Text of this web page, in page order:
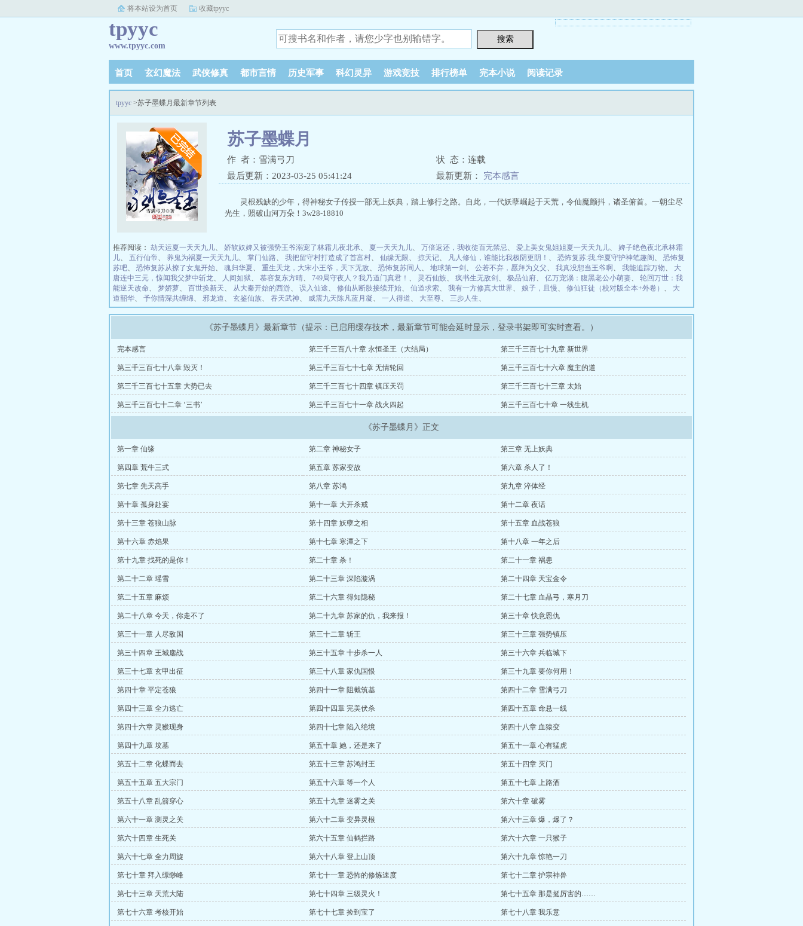
将本站设为首页 收藏tpyyc
tpyyc
www.tpyyc.com
首页 玄幻魔法 武侠修真 都市言情 历史军事 科幻灵异 游戏竞技 排行榜单 完本小说 阅读记录
tpyyc >苏子墨蝶月最新章节列表
苏子墨蝶月
作 者：雪满弓刀
状 态：连载
最后更新：2023-03-25 05:41:24
最新更新： 完本感言
灵根残缺的少年，得神秘女子传授一部无上妖典，踏上修行之路。自此，一代妖孽崛起于天荒，令仙魔颤抖，诸圣俯首。一朝尘尽
光生，照破山河万朵！3w28-18810
推荐阅读： 劫天运夏一天天九儿、 娇软奴婢又被强势王爷溺宠了林霜儿夜北承、 夏一天天九儿、 万倍返还，我收徒百无禁忌、 爱上美女鬼姐姐夏一天天九儿、 婢子绝色夜北承林霜
儿、 五行仙帝、 养鬼为祸夏一天天九儿、 掌门仙路、 我把留守村打造成了首富村、 仙缘无限、 掠天记、 凡人修仙，谁能比我极阴更阴！ 、 恐怖复苏:我,华夏守护神笔趣阁 、 恐怖复
苏吧、 恐怖复苏从撩了女鬼开始、 魂归华夏、 重生天龙，大宋小王爷，天下无敌、 恐怖复苏同人 、 地球第一剑 、 公若不弃，愿拜为义父、 我真没想当王爷啊、 我能追踪万物、 大
唐连中三元，惊闻我父梦中斩龙、 人间如狱、 慕容复东方晴、 749局守夜人？我乃道门真君！ 、 灵石仙族、 疯书生无敌剑 、 极品仙府、 亿万宠溺：腹黑老公小萌妻、 轮回万世：我
能逆天改命、 梦娇萝、 百世换新天、 从大秦开始的西游、 误入仙途、 修仙从断肢接续开始、 仙道求索、 我有一方修真大世界、 娘子，且慢、 修仙狂徒（校对版全本+外卷） 、 大
道韶华、 予你情深共缠绵、 邪龙道、 玄鉴仙族、 吞天武神、 威震九天陈凡蓝月凝、 一人得道、 大至尊、 三步人生、
《苏子墨蝶月》最新章节（提示：已启用缓存技术，最新章节可能会延时显示，登录书架即可实时查看。）
完本感言 第三千三百八十章 永恒圣王（大结局） 第三千三百七十九章 新世界
第三千三百七十八章 毁灭！ 第三千三百七十七章 无情轮回 第三千三百七十六章 魔主的道
第三千三百七十五章 大势已去 第三千三百七十四章 镇压天罚 第三千三百七十三章 太始
第三千三百七十二章 ‘三书’ 第三千三百七十一章 战火四起 第三千三百七十章 一线生机
《苏子墨蝶月》正文
第一章 仙缘 第二章 神秘女子 第三章 无上妖典
第四章 荒牛三式 第五章 苏家变故 第六章 杀人了！
第七章 先天高手 第八章 苏鸿 第九章 淬体经
第十章 孤身赴宴 第十一章 大开杀戒 第十二章 夜话
第十三章 苍狼山脉 第十四章 妖孽之相 第十五章 血战苍狼
第十六章 赤焰果 第十七章 寒潭之下 第十八章 一年之后
第十九章 找死的是你！ 第二十章 杀！ 第二十一章 祸患
第二十二章 瑶雪 第二十三章 深陷漩涡 第二十四章 天宝金令
第二十五章 麻烦 第二十六章 得知隐秘 第二十七章 血晶弓，寒月刀
第二十八章 今天，你走不了 第二十九章 苏家的仇，我来报！ 第三十章 快意恩仇
第三十一章 人尽敌国 第三十二章 斩王 第三十三章 强势镇压
第三十四章 王城鏖战 第三十五章 十步杀一人 第三十六章 兵临城下
第三十七章 玄甲出征 第三十八章 家仇国恨 第三十九章 要你何用！
第四十章 平定苍狼 第四十一章 阻截筑基 第四十二章 雪满弓刀
第四十三章 全力逃亡 第四十四章 完美伏杀 第四十五章 命悬一线
第四十六章 灵猴现身 第四十七章 陷入绝境 第四十八章 血猿变
第四十九章 坟墓 第五十章 她，还是来了 第五十一章 心有猛虎
第五十二章 化蝶而去 第五十三章 苏鸿封王 第五十四章 灭门
第五十五章 五大宗门 第五十六章 等一个人 第五十七章 上路酒
第五十八章 乱箭穿心 第五十九章 迷雾之关 第六十章 破雾
第六十一章 测灵之关 第六十二章 变异灵根 第六十三章 爆，爆了？
第六十四章 生死关 第六十五章 仙鹤拦路 第六十六章 一只猴子
第六十七章 全力周旋 第六十八章 登上山顶 第六十九章 惊艳一刀
第七十章 拜入缥缈峰 第七十一章 恐怖的修炼速度 第七十二章 护宗神兽
第七十三章 天荒大陆 第七十四章 三级灵火！ 第七十五章 那是挺厉害的……
第七十六章 考核开始 第七十七章 捡到宝了 第七十八章 我乐意